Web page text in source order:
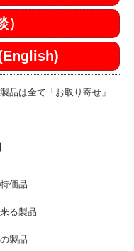
品は全て「お取り寄せ」
価品
る製品
製品